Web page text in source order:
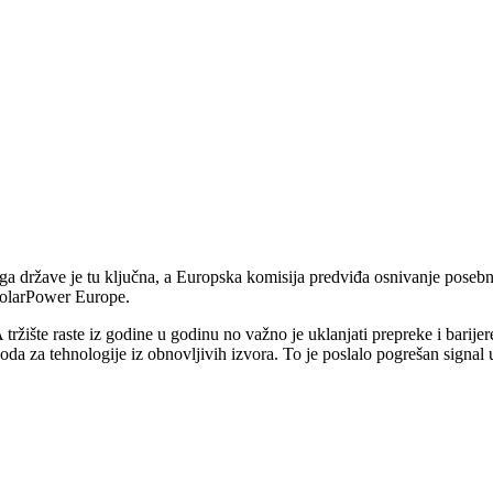
države je tu ključna, a Europska komisija predviđa osnivanje
Europe.
tržište raste iz godine u godinu no važno je uklanjati prepreke i
za tehnologije iz obnovljivih izvora. To je poslalo pogrešan